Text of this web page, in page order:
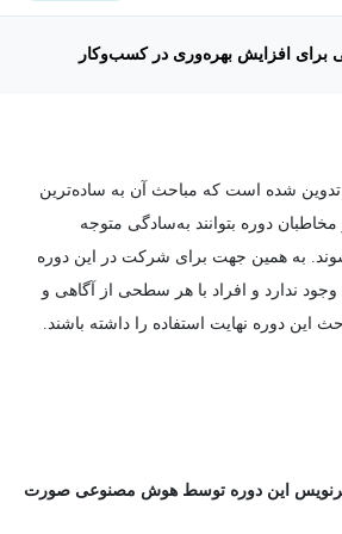
برای افزایش بهره‌وری در کسب‌وکار
تدوین شده است که مباحث آن به ساده‌ترین
دوره بتوانند به‌سادگی متوجه
به همین جهت برای شرکت در این دوره
ندارد و افراد با هر سطحی از آگاهی و
این دوره نهایت استفاده را داشته باشند.
این دوره توسط هوش مصنوعی صورت